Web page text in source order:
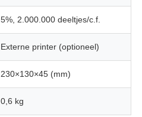
5%, 2.000.000 deeltjes/c.f.
Externe printer (optioneel)
230×130×45 (mm)
0,6 kg